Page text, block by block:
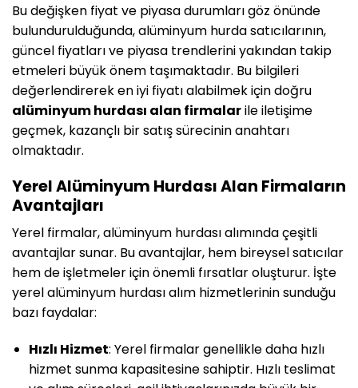
Bu değişken fiyat ve piyasa durumları göz önünde
bulundurulduğunda, alüminyum hurda satıcılarının,
güncel fiyatları ve piyasa trendlerini yakından takip
etmeleri büyük önem taşımaktadır. Bu bilgileri
değerlendirerek en iyi fiyatı alabilmek için doğru
alüminyum hurdası alan firmalarile iletişime
geçmek, kazançlı bir satış sürecinin anahtarı
olmaktadır.
Yerel Alüminyum Hurdası Alan Firmaların
Avantajları
Yerel firmalar, alüminyum hurdası alımında çeşitli
avantajlar sunar. Bu avantajlar, hem bireysel satıcılar
hem de işletmeler için önemli fırsatlar oluşturur. İşte
yerel alüminyum hurdası alım hizmetlerinin sunduğu
bazı faydalar:
Hızlı Hizmet: Yerel firmalar genellikle daha hızlı
hizmet sunma kapasitesine sahiptir. Hızlı teslimat